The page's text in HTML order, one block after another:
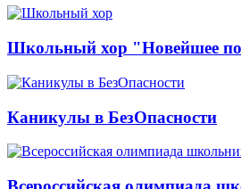
Школьный хор "Новейшее
Каникулы в БезОпасности